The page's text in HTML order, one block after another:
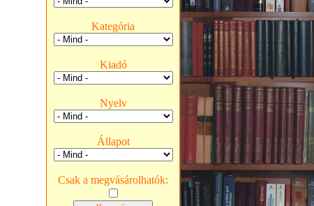
Kategória
Kiadó
Nyelv
Állapot
Csak a megvásárolhatók: